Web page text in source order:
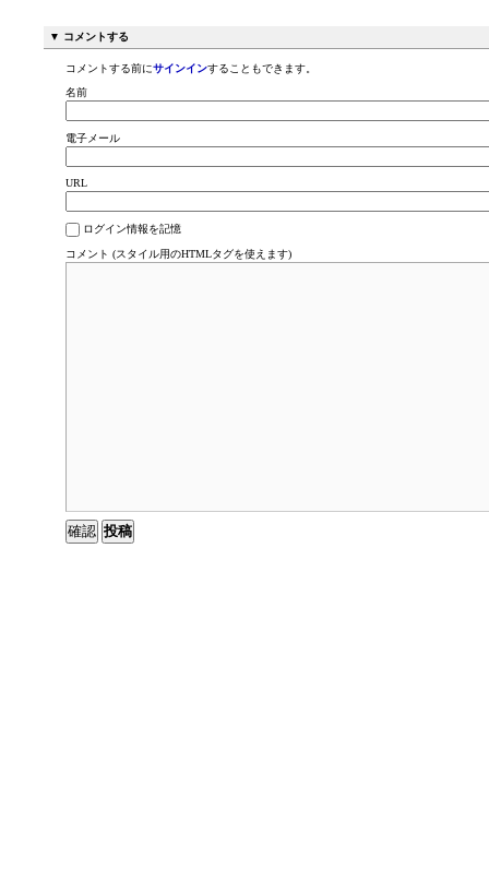
▼ コメントする
コメントする前にサインインすることもできます。
名前
電子メール
URL
ログイン情報を記憶
コメント (スタイル用のHTMLタグを使えます)